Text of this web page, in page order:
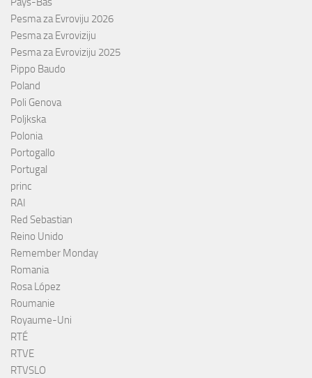
Pesma za Evroviju 2026
Pesma za Evroviziju
Pesma za Evroviziju 2025
Pippo Baudo
Poland
Poli Genova
Poljkska
Polonia
Portogallo
Portugal
princ
RAI
Red Sebastian
Reino Unido
Remember Monday
Romania
Rosa López
Roumanie
Royaume-Uni
RTÉ
RTVE
RTVSLO